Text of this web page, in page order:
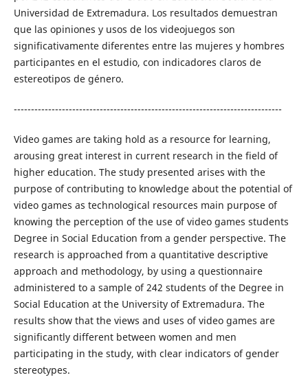
Universidad de Extremadura. Los resultados demuestran
que las opiniones y usos de los videojuegos son
significativamente diferentes entre las mujeres y hombres
participantes en el estudio, con indicadores claros de
estereotipos de género.
------------------------------------------------------------------------------
Video games are taking hold as a resource for learning,
arousing great interest in current research in the field of
higher education. The study presented arises with the
purpose of contributing to knowledge about the potential of
video games as technological resources main purpose of
knowing the perception of the use of video games students
Degree in Social Education from a gender perspective. The
research is approached from a quantitative descriptive
approach and methodology, by using a questionnaire
administered to a sample of 242 students of the Degree in
Social Education at the University of Extremadura. The
results show that the views and uses of video games are
significantly different between women and men
participating in the study, with clear indicators of gender
stereotypes.